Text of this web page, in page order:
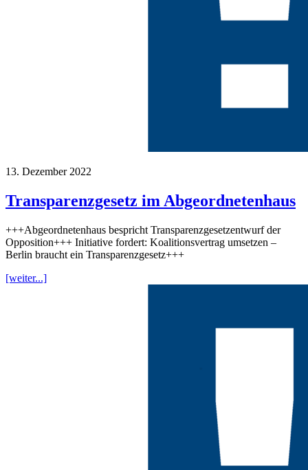
13. Dezember 2022
Transparenzgesetz im Abgeordnetenhaus
+++Abgeordnetenhaus bespricht Transparenzgesetzentwurf der
Opposition+++ Initiative fordert: Koalitionsvertrag umsetzen –
Berlin braucht ein Transparenzgesetz+++
[weiter...]